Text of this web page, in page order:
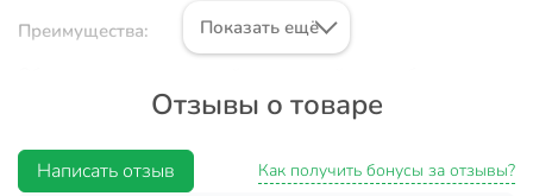
Преимущества:
строительных материалов. Максимально водостоек и
обладает водоотталкивающим свойством.
Высокоэластичный, поэтому с успехом применяется для
герметизации подвижных швов, например при заделке
Показать ещё
Отзывы о товаре
Написать отзыв Как получить бонусы за отзывы?